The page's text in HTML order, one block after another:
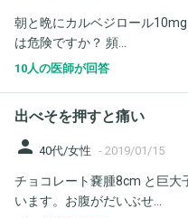
朝と晩にカルベジロール
は危険ですか？ 頻...
10人の医師が回答
出べそを押すと痛い
person 40代/女性 - 2019/01/15
チョコレート嚢腫8cm と巨大
います。お腹がだいぶせ...